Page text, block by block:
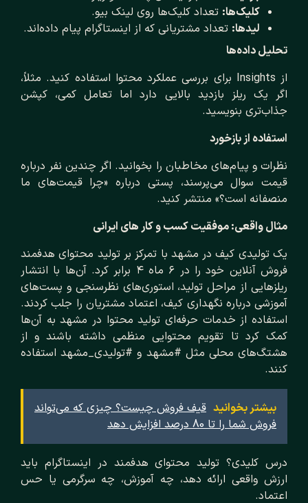
کلیک‌ها: تعداد کلیک‌ها روی لینک بیو.
لیدها: تعداد مشتریانی که از اینستاگرام پیام داده‌اند.
تحلیل داده‌ها
از Insights برای بررسی عملکرد محتوا استفاده کنید. مثلاً،
اگر یک ریلز بازدید بالایی دارد اما تعامل کمی، کپشن
جذاب‌تری بنویسید.
استفاده از بازخورد
نظرات و پیام‌های مخاطبان را بخوانید. اگر چندین نفر درباره
قیمت سوال می‌پرسند، پستی درباره «چرا قیمت‌های ما
منصفانه است؟» منتشر کنید.
مثال واقعی: موفقیت کسب‌ و کار های ایرانی
یک تولیدی کیف در مشهد با تمرکز بر تولید محتوای هدفمند
فروش آنلاین خود را در ۶ ماه ۴ برابر کرد. آن‌ها با انتشار
ریلزهایی از مراحل تولید، استوری‌های نظرسنجی و پست‌های
آموزشی درباره نگهداری کیف، اعتماد مشتریان را جلب کردند.
استفاده از خدمات حرفه‌ای تولید محتوا در مشهد به آن‌ها
کمک کرد تا تقویم محتوایی منظمی داشته باشند و از
هشتگ‌های محلی مثل #مشهد و #تولیدی_مشهد استفاده
کنند.
بیشتر بخوانید قیف فروش چیست؟ چیزی که می‌تواند
فروش شما را تا 80 درصد افزایش دهد
درس کلیدی؟ تولید محتوای هدفمند در اینستاگرام باید
ارزش واقعی ارائه دهد، چه آموزش، چه سرگرمی یا حس
اعتماد.